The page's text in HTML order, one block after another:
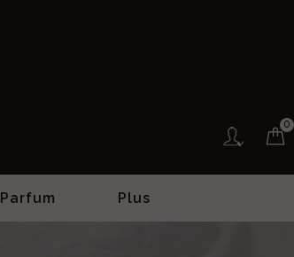
0
Parfum Plus